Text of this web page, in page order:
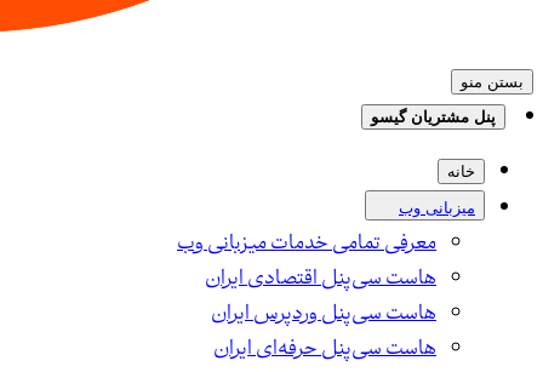
بستن منو
پنل مشتریان گیسو
خانه
میزبانی وب
معرفی تمامی خدمات میزبانی وب
هاست سی‌پنل اقتصادی ایران
هاست سی‌پنل وردپرس ایران
هاست سی‌پنل حرفه‌ای ایران